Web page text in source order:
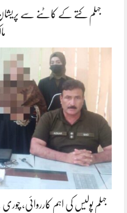
جہلم کتے کے کاٹنے سے
جہلم پولیس کی اہم کارروائی،